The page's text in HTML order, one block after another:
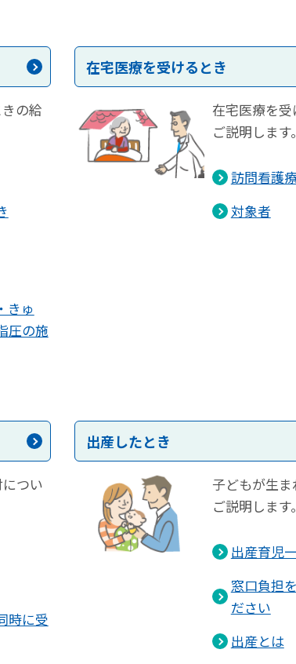
の給
きゅ
圧の施
在宅医療を受けるとき
在宅医療を
ご説明します。
訪問看護
対象者
つい
時に受
出産したとき
子どもが生
ご説明します。
出産育児
窓口負担
ださい
出産とは